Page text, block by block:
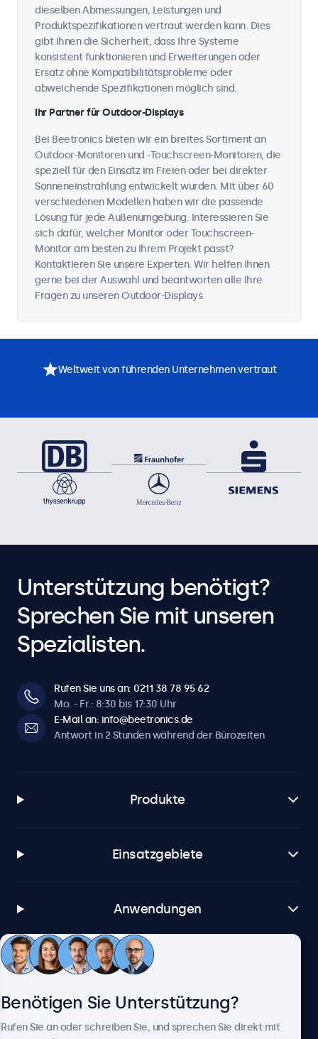
dieselben Abmessungen, Leistungen und
Produktspezifikationen vertraut werden kann. Dies
gibt Ihnen die Sicherheit, dass Ihre Systeme
konsistent funktionieren und Erweiterungen oder
Ersatz ohne Kompatibilitätsprobleme oder
abweichende Spezifikationen möglich sind.
Ihr Partner für Outdoor-Displays
Bei Beetronics bieten wir ein breites Sortiment an
Outdoor-Monitoren und -Touchscreen-Monitoren, die
speziell für den Einsatz im Freien oder bei direkter
Sonneneinstrahlung entwickelt wurden. Mit über 60
verschiedenen Modellen haben wir die passende
Lösung für jede Außenumgebung. Interessieren Sie
sich dafür, welcher Monitor oder Touchscreen-
Monitor am besten zu Ihrem Projekt passt?
Kontaktieren Sie unsere Experten. Wir helfen Ihnen
gerne bei der Auswahl und beantworten alle Ihre
Fragen zu unseren Outdoor-Displays.
Weltweit von führenden Unternehmen vertraut
Unterstützung benötigt?
Sprechen Sie mit unseren
Spezialisten.
Rufen Sie uns an: 0211 38 78 95 62
Mo. - Fr.: 8:30 bis 17:30 Uhr
E-Mail an: info@beetronics.de
Antwort in 2 Stunden während der Bürozeiten
Produkte
Einsatzgebiete
Anwendungen
Kundenservice
Benötigen Sie Unterstützung?
Rufen Sie an oder schreiben Sie, und sprechen Sie direkt mit